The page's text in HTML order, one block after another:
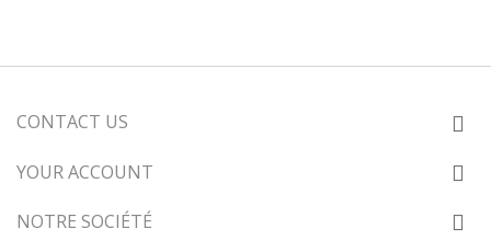
CONTACT US
YOUR ACCOUNT
NOTRE SOCIÉTÉ